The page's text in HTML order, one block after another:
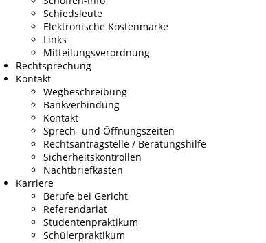
Schiedsleute
Elektronische Kostenmarke
Links
Mitteilungsverordnung
Rechtsprechung
Kontakt
Wegbeschreibung
Bankverbindung
Kontakt
Sprech- und Öffnungszeiten
Rechtsantragstelle / Beratungshilfe
Sicherheitskontrollen
Nachtbriefkasten
Karriere
Berufe bei Gericht
Referendariat
Studentenpraktikum
Schülerpraktikum